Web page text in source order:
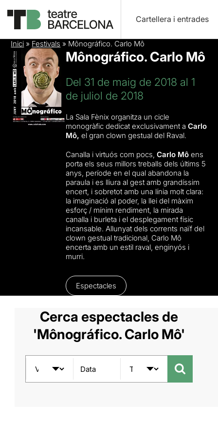
Cartellera i entrades
Inici » Festivals » Mônográfico. Carlo Mô
Mônográfico. Carlo Mô
Del 31 de maig de 2018 al 1
de juliol de 2018
La Sala Fènix organitza un cicle
monogràfic dedicat exclusivament aCarlo
Mô,el gran clown gestual del Raval.
Canalla i virtuós com pocs,Carlo Mô ens
porta els seus millors treballs dels últims 5
anys, període en el qual abandona la
paraula i es lliura al gest amb grandíssim
encert, i sobretot amb una línia molt clara:
la imaginació al poder, la llei del màxim
esforç / mínim rendiment, la mirada
canalla i burleta i el desplegament físic
incansable. Allunyat dels corrents naïf del
clown gestual tradicional, Carlo Mô
encerta amb un estil raval, enginyós i
murri.
Espectacles
Cerca espectacles de
'Mônográfico. Carlo Mô'
Data